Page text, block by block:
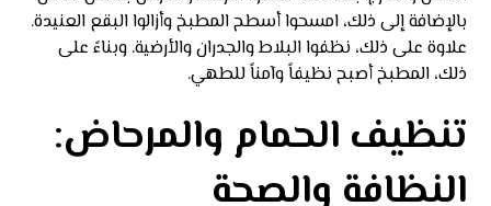
بالإضافة إلى ذلك، امسحوا أسطح المطبخ وأزالوا البقع العنيدة.
علاوة على ذلك، نظفوا البلاط والجدران والأرضية. وبناءً على
ذلك، المطبخ أصبح نظيفاً وآمناً للطهي.
تنظيف الحمام والمرحاض:
النظافة والصحة